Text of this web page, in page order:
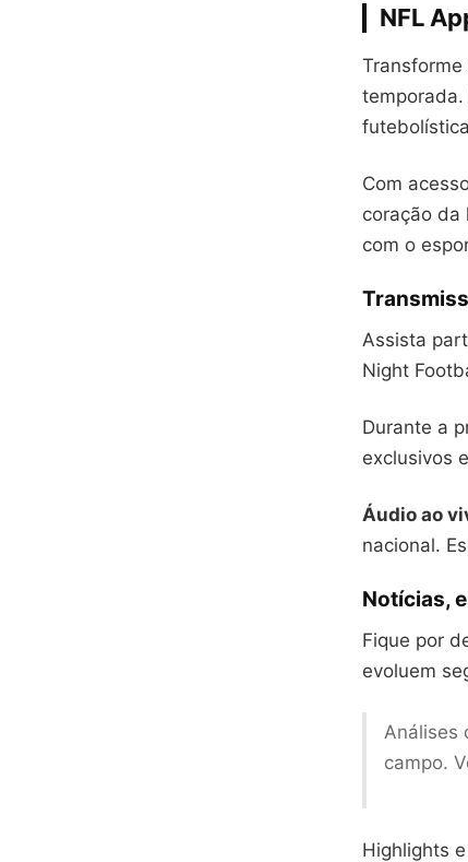
NFL
Com
coração da
com o
Assista
Night
Durante a
exclusivos
Áudio ao
nacional.
Notícias,
Fique por
evoluem
Análises
campo.
Highlights